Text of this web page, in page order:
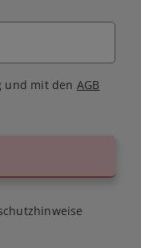
und mit den AGB